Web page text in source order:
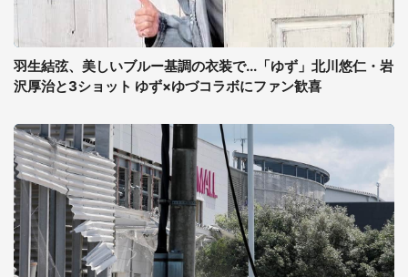
羽生結弦、美しいブルー基調の衣装で...「ゆず」北川悠仁・岩
沢厚治と3ショット ゆず×ゆづコラボにファン歓喜